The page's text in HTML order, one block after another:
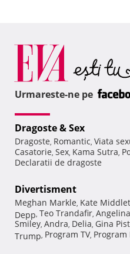
Urmareste-ne pe
Dragoste & Sex
Dragoste, Romantic, Viata
Casatorie, Sex, Kama Sutra,
Declaratii de dragoste
Divertisment
Meghan Markle, Kate
Depp, Teo Trandafir,
Smiley, Andra, Delia, Gina
Trump, Program TV, Program